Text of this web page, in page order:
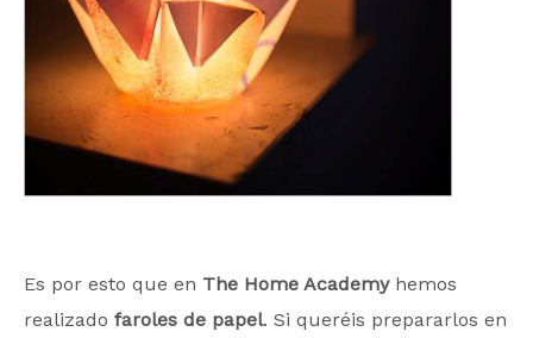
Es por esto que en The Home Academyhemos
realizado faroles de papel. Si queréis prepararlos en